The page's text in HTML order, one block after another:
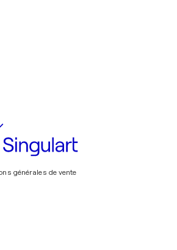
générales de vente